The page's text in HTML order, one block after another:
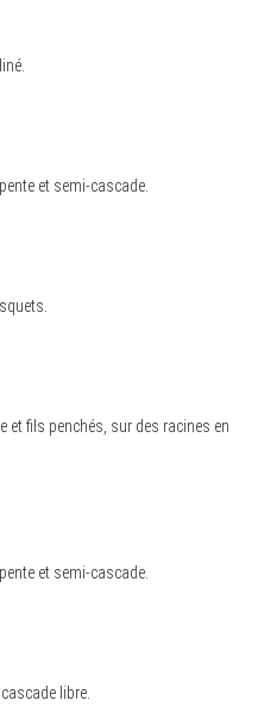
et semi-cascade.
et fils penchés, sur des racines en
et semi-cascade.
libre.